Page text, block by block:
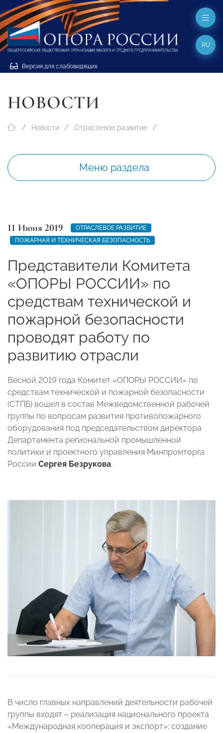
Версия для слабовидящих
RU
НОВОСТИ
Новости Отраслевое развитие
Меню раздела
11 Июня 2019
ОТРАСЛЕВОЕ РАЗВИТИЕ
ПОЖАРНАЯ И ТЕХНИЧЕСКАЯ БЕЗОПАСНОСТЬ
Представители Комитета
«ОПОРЫ РОССИИ» по
средствам технической и
пожарной безопасности
проводят работу по
развитию отрасли
Весной 2019 года Комитет «ОПОРЫ РОССИИ» по
средствам технической и пожарной безопасности
(СТПБ) вошел в состав Межведомственной рабочей
группы по вопросам развития противопожарного
оборудования под председательством директора
Департамента региональной промышленной
политики и проектного управления Минпромторга
России Сергея Безрукова.
В число главных направлений деятельности рабочей
группы входят – реализация национального проекта
«Международная кооперация и экспорт»; создание